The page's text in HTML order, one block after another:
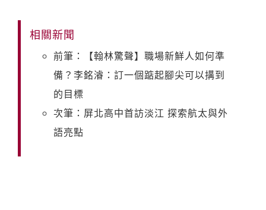
相關新聞
前筆：【翰林驚聲】職場新鮮人如何準
備？李銘濬：訂一個踮起腳尖可以搆到
的目標
次筆：屏北高中首訪淡江 探索航太與外
語亮點